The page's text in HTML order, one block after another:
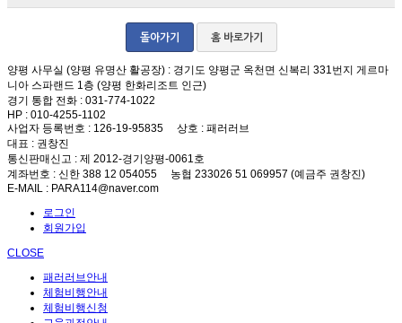
돌아가기 홈 바로가기
양평 사무실 (양평 유명산 활공장) : 경기도 양평군 옥천면 신복리 331번지 게르마
니아 스파랜드 1층 (양평 한화리조트 인근)
경기 통합 전화 : 031-774-1022
HP : 010-4255-1102
사업자 등록번호 : 126-19-95835 상호 : 패러러브
대표 : 권창진
통신판매신고 : 제 2012-경기양평-0061호
계좌번호 : 신한 388 12 054055 농협 233026 51 069957 (예금주 권창진)
E-MAIL : PARA114@naver.com
로그인
회원가입
CLOSE
패러러브안내
체험비행안내
체험비행신청